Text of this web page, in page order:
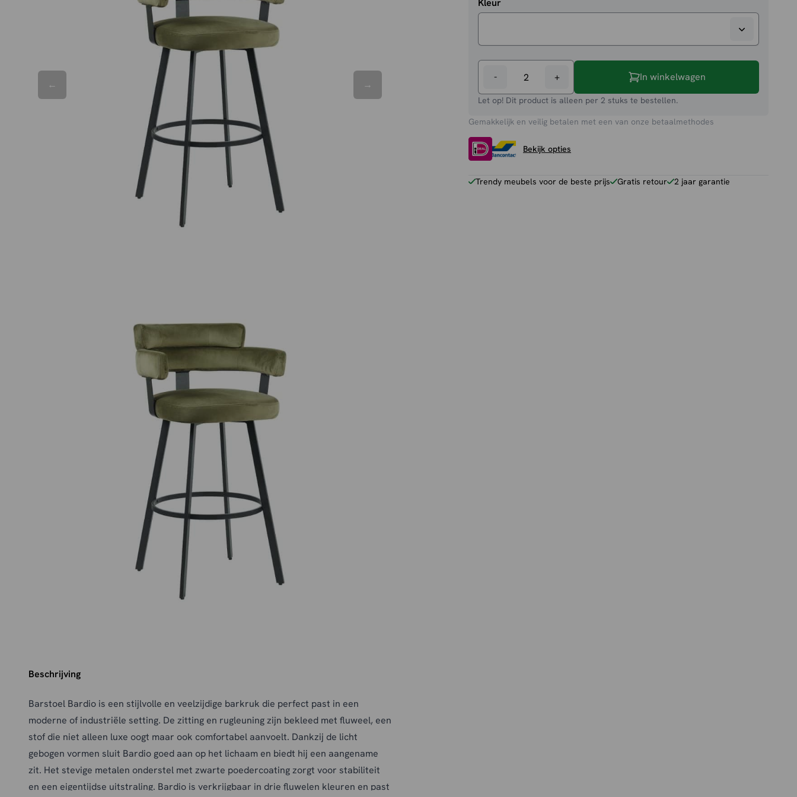
Kleur
-
Bardio
+ In winkelwagen
Let op! Dit product is alleen per 2 stuks te bestellen.
Gemakkelijk en veilig betalen met een van onze betaalmethodes
Bekijk opties
Trendy meubels voor de beste prijs Gratis retour 2 jaar garantie
Beschrijving
Barstoel Bardio is een stijlvolle en veelzijdige barkruk die perfect past in een
moderne of industriële setting. De zitting en rugleuning zijn bekleed met fluweel, een
stof die niet alleen luxe oogt maar ook comfortabel aanvoelt. Dankzij de licht
gebogen vormen sluit Bardio goed aan op het lichaam en biedt hij een aangename
zit. Het stevige metalen onderstel met zwarte poedercoating zorgt voor stabiliteit
en een eigentijdse uitstraling. Bardio is verkrijgbaar in drie fluwelen kleuren en past